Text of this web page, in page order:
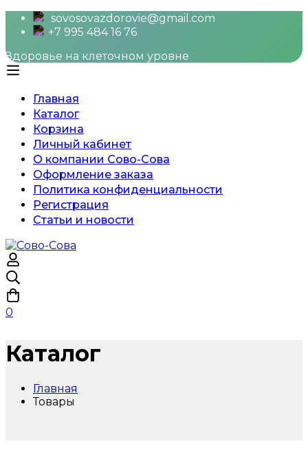
sovosovazdorovie@gmail.com
+7 995 484 16 76
Здоровье на клеточном уровне
Главная
Каталог
Корзина
Личный кабинет
О компании Сово-Сова
Оформление заказа
Политика конфиденциальности
Регистрация
Статьи и новости
0
Каталог
Главная
Товары